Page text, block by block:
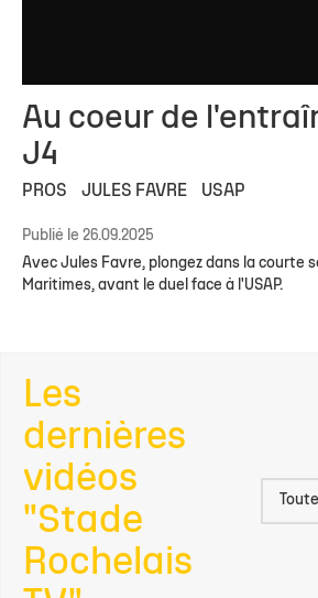
Au coeur de
J4
PROS JULES FAVRE USAP
Publié le 26.09.2025
Avec Jules Favre, plongez dans la courte
Maritimes, avant le duel face à l'USAP.
Les
dernières
vidéos
"Stade
Rochelais